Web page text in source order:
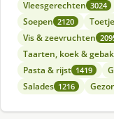
Vleesgerechten 3024
Soepen 2120
Vis & zeevruchten
Taarten, koek & gebak
Pasta & rijst 1419
Salades 1216